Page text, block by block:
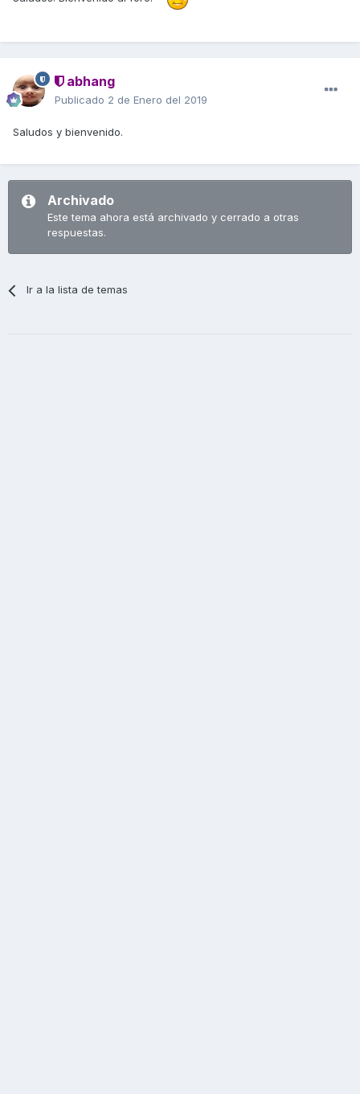
abhang
Publicado 2 de Enero del 2019
Saludos y bienvenido.
Archivado
Este tema ahora está archivado y cerrado a otras
respuestas.
Ir a la lista de temas